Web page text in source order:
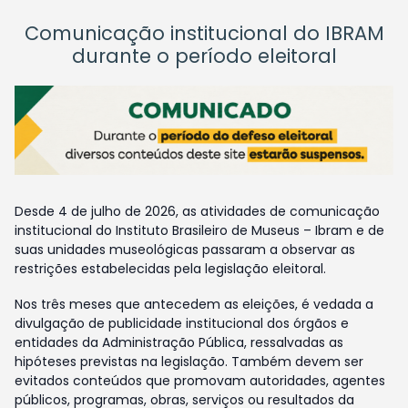
Comunicação institucional do IBRAM
durante o período eleitoral
Desde 4 de julho de 2026, as atividades de comunicação
institucional do Instituto Brasileiro de Museus – Ibram e de
suas unidades museológicas passaram a observar as
restrições estabelecidas pela legislação eleitoral.
Nos três meses que antecedem as eleições, é vedada a
divulgação de publicidade institucional dos órgãos e
entidades da Administração Pública, ressalvadas as
hipóteses previstas na legislação. Também devem ser
evitados conteúdos que promovam autoridades, agentes
públicos, programas, obras, serviços ou resultados da